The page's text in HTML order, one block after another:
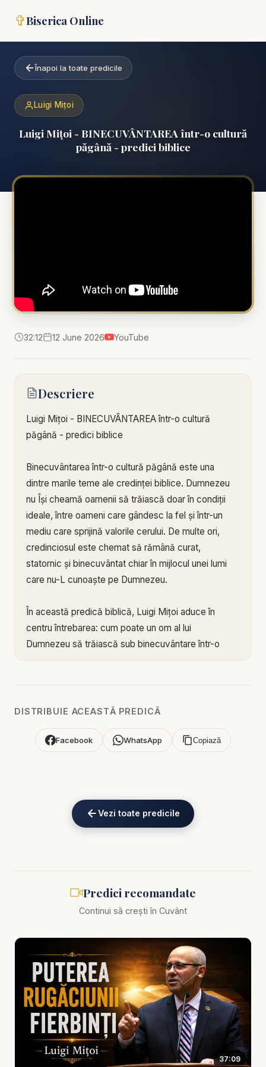
✞Biserica Online
Înapoi la toate predicile
Luigi Mițoi
Luigi Mițoi - BINECUVÂNTAREA într-o cultură
păgână - predici biblice
32:12 12 June 2026 YouTube
Descriere
Luigi Mițoi - BINECUVÂNTAREA într-o cultură
păgână - predici biblice
Binecuvântarea într-o cultură păgână este una
dintre marile teme ale credinței biblice. Dumnezeu
nu Își cheamă oamenii să trăiască doar în condiții
ideale, între oameni care gândesc la fel și într-un
mediu care sprijină valorile cerului. De multe ori,
credinciosul este chemat să rămână curat,
statornic și binecuvântat chiar în mijlocul unei lumi
care nu-L cunoaște pe Dumnezeu.
În această predică biblică, Luigi Mițoi aduce în
centru întrebarea: cum poate un om al lui
Dumnezeu să trăiască sub binecuvântare într-o
depinde în primul rând de mediul în care te afli, ci
pierdut identitatea spirituală. Ei au lucrat, au slujit,
au influențat și au rămas credincioși fără să-și
Predica scoate în evidență faptul că
binecuvântarea lui Dumnezeu nu înseamnă absența
presiunii. Uneori omul credincios va fi testat,
Dar tocmai acolo se vede puterea credinței: când
poți trăi în lume fără să aparții spiritului ei; când poți
fi prezent într-un sistem, dar nu capturat de valorile
lui; când poți lucra printre oameni care nu-L cunosc
pe Dumnezeu, dar să rămâi lumină pentru ei.
Această temă este extrem de actuală. Și astăzi
cultura din jurul nostru încearcă să redefinească
DISTRIBUIE ACEASTĂ PREDICĂ
Facebook WhatsApp Copiază
Vezi toate predicile
Predici recomandate
Continui să crești în Cuvânt
37:09